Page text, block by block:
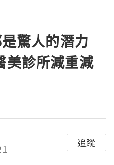
驚人的潛力
美診所減重減
追蹤